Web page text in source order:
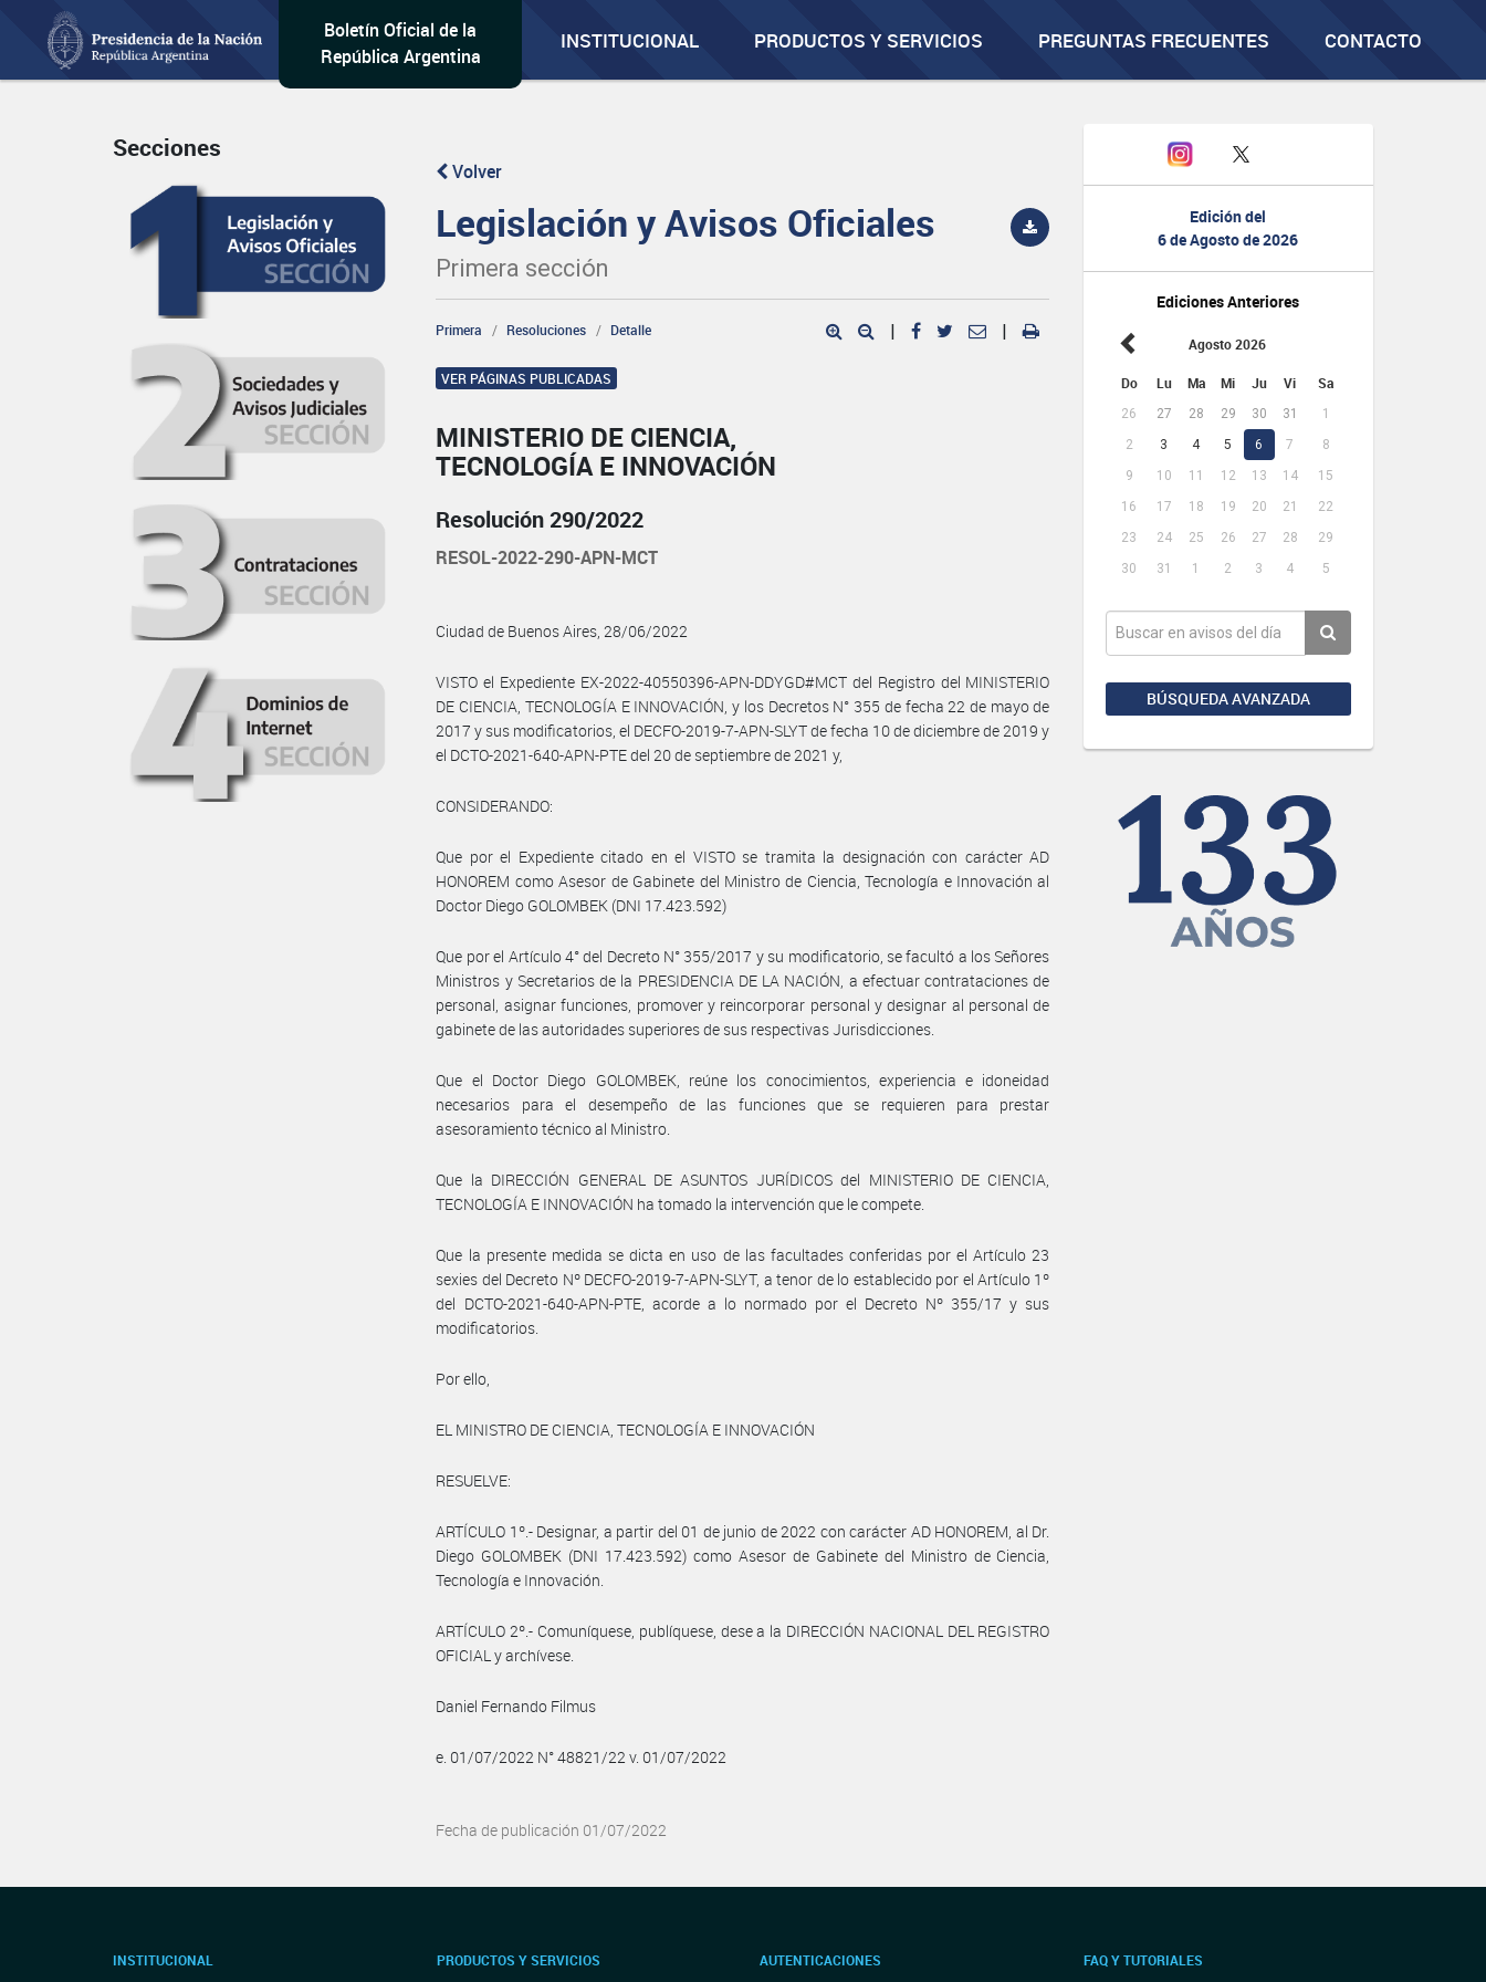
Boletín Oficial de la
República Argentina
INSTITUCIONAL PRODUCTOS Y SERVICIOS PREGUNTAS FRECUENTES CONTACTO
Edición del
6 de Agosto de 2026
Ediciones Anteriores
Agosto 2026
Do Lu Ma Mi Ju Vi Sa
26 27 28 29 30 31
1
2
3 4 5 6 7
8
9
10 11 12 13 14
15
16
17 18 19 20 21
22
23
24 25 26 27 28
29
30
31 1 2 3 4 5
BÚSQUEDA AVANZADA
Secciones
Volver
Legislación y Avisos Oficiales
Primera sección
Primera Resoluciones Detalle | |
VER PÁGINAS PUBLICADAS
MINISTERIO DE CIENCIA,
TECNOLOGÍA E INNOVACIÓN
Resolución 290/2022
RESOL-2022-290-APN-MCT
Ciudad de Buenos Aires, 28/06/2022
VISTO el Expediente EX-2022-40550396-APN-DDYGD#MCT del Registro del MINISTERIO
DE CIENCIA, TECNOLOGÍA E INNOVACIÓN, y los Decretos N° 355 de fecha 22 de mayo de
2017 y sus modificatorios, el DECFO-2019-7-APN-SLYT de fecha 10 de diciembre de 2019 y
el DCTO-2021-640-APN-PTE del 20 de septiembre de 2021 y,
CONSIDERANDO:
Que por el Expediente citado en el VISTO se tramita la designación con carácter AD
HONOREM como Asesor de Gabinete del Ministro de Ciencia, Tecnología e Innovación al
Doctor Diego GOLOMBEK (DNI 17.423.592)
Que por el Artículo 4° del Decreto N° 355/2017 y su modificatorio, se facultó a los Señores
Ministros y Secretarios de la PRESIDENCIA DE LA NACIÓN, a efectuar contrataciones de
personal, asignar funciones, promover y reincorporar personal y designar al personal de
gabinete de las autoridades superiores de sus respectivas Jurisdicciones.
Que el Doctor Diego GOLOMBEK, reúne los conocimientos, experiencia e idoneidad
necesarios para el desempeño de las funciones que se requieren para prestar
asesoramiento técnico al Ministro.
Que la DIRECCIÓN GENERAL DE ASUNTOS JURÍDICOS del MINISTERIO DE CIENCIA,
TECNOLOGÍA E INNOVACIÓN ha tomado la intervención que le compete.
Que la presente medida se dicta en uso de las facultades conferidas por el Artículo 23
sexies del Decreto Nº DECFO-2019-7-APN-SLYT, a tenor de lo establecido por el Artículo 1º
del DCTO-2021-640-APN-PTE, acorde a lo normado por el Decreto Nº 355/17 y sus
modificatorios.
Por ello,
EL MINISTRO DE CIENCIA, TECNOLOGÍA E INNOVACIÓN
RESUELVE:
ARTÍCULO 1º.- Designar, a partir del 01 de junio de 2022 con carácter AD HONOREM, al Dr.
Diego GOLOMBEK (DNI 17.423.592) como Asesor de Gabinete del Ministro de Ciencia,
Tecnología e Innovación.
ARTÍCULO 2º.- Comuníquese, publíquese, dese a la DIRECCIÓN NACIONAL DEL REGISTRO
OFICIAL y archívese.
Daniel Fernando Filmus
e. 01/07/2022 N° 48821/22 v. 01/07/2022
Fecha de publicación 01/07/2022
INSTITUCIONAL PRODUCTOS Y SERVICIOS AUTENTICACIONES FAQ Y TUTORIALES